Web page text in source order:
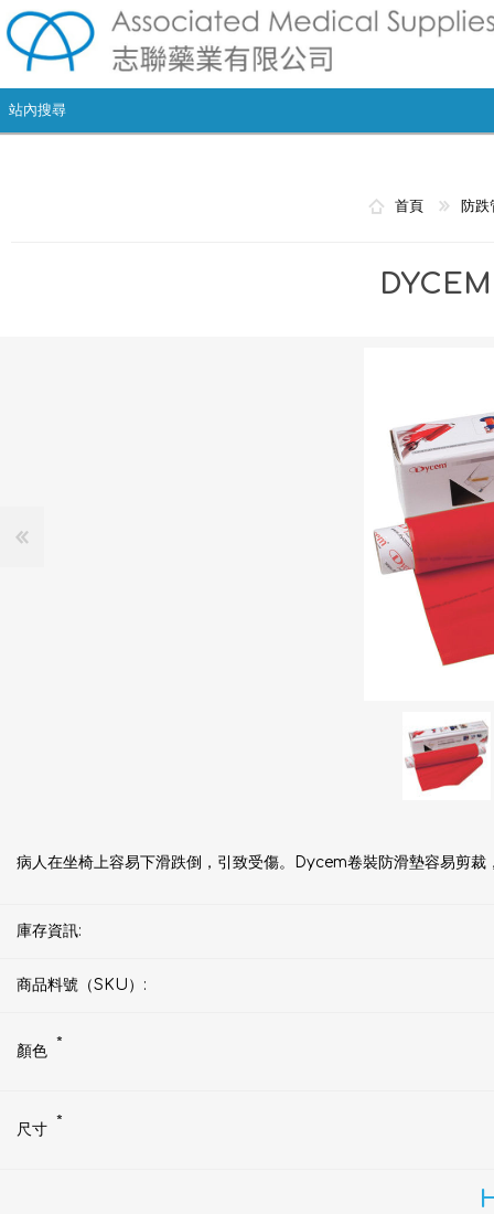
首頁 防跌
病人在坐椅上容易下滑跌倒，引致受傷。Dycem卷裝防滑墊容易剪
庫存資訊:
商品料號（SKU）:
顏色 *
尺寸 *